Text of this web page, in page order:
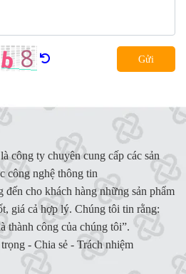
Gửi
là công ty chuyên cung cấp các sản
công nghệ thông tin
đến cho khách hàng những sản phẩm
giá cả hợp lý. Chúng tôi tin rằng:
thành công của chúng tôi”.
- Chia sẻ - Trách nhiệm